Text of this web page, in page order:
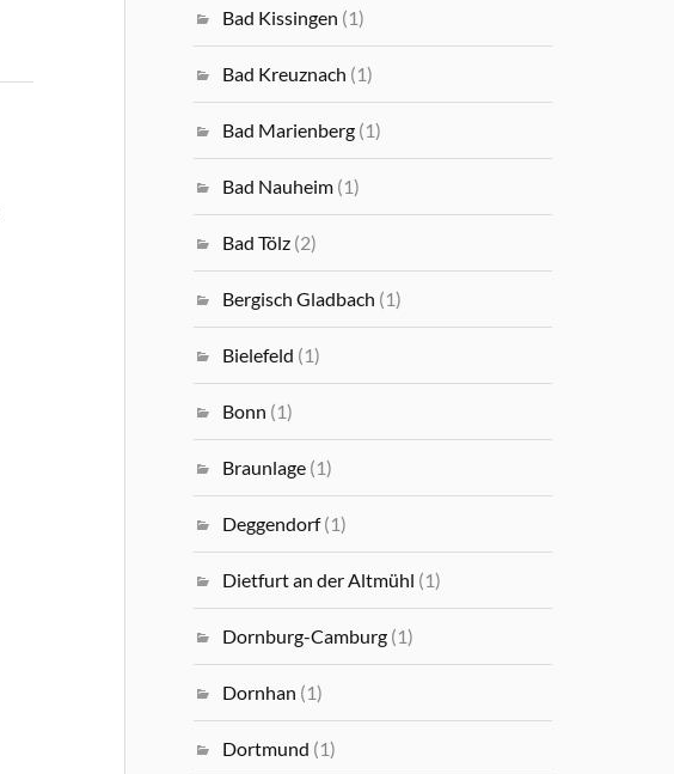
Bad Kissingen (1)
Bad Kreuznach (1)
Bad Marienberg (1)
Bad Nauheim (1)
Bad Tölz (2)
Bergisch Gladbach (1)
Bielefeld (1)
Bonn (1)
Braunlage (1)
Deggendorf(1)
Dietfurt an der Altmühl (1)
Dornburg-Camburg (1)
Dornhan (1)
Dortmund (1)